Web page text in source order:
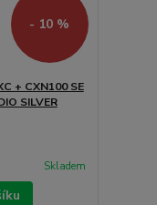
- 10 %
+ CXN100 SE
SILVER
Skladem